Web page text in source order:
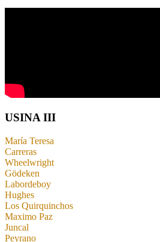
USINA III
María Teresa
Carreras
Wheelwright
Gödeken
Labordeboy
Hughes
Los Quirquinchos
Maximo Paz
Juncal
Peyrano